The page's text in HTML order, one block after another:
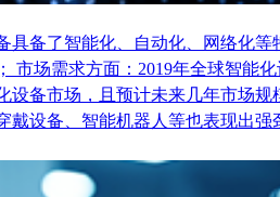
备了智能化、自动化、网络化
场需求方面：2019年全球智能
备市场，且预计未来几年市场
设备、智能机器人等也表现出